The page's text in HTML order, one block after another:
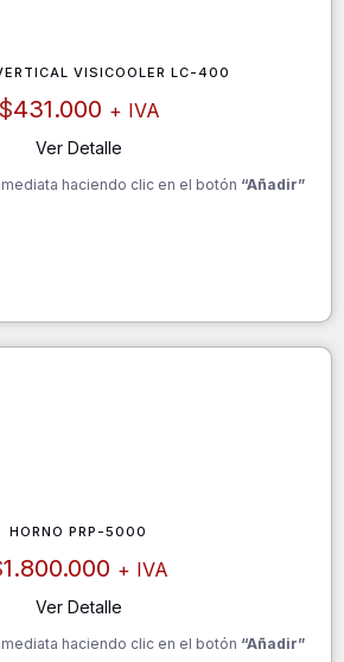
VISICOOLER LC-400
$431.000 + IVA
Ver Detalle
haciendo clic en el botón “Añadir”
HORNO PRP-5000
1.800.000 + IVA
Ver Detalle
haciendo clic en el botón “Añadir”